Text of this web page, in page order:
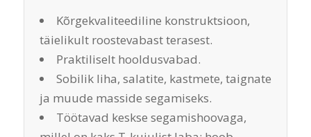
Kõrgekvaliteediline konstruktsioon,
täielikult roostevabast terasest.
Praktiliselt hooldusvabad.
Sobilik liha, salatite, kastmete, taignate
ja muude masside segamiseks.
Töötavad keskse segamishoovaga,